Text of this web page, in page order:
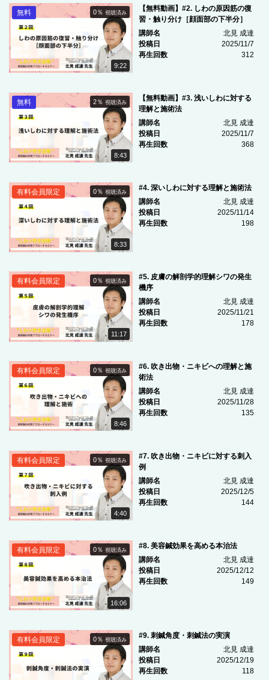
9:22
0％視聴済み
無料
【無料動画】#2. しわの原因筋の復
習・触り分け［顔面部の下半分］
講師名
北見 成達
投稿日
2025/11/7
再生回数
312
8:43
2％視聴済み
無料
【無料動画】#3. 浅いしわに対する
理解と施術法
講師名
北見 成達
投稿日
2025/11/7
再生回数
368
8:33
0％視聴済み
有料会員限定
#4. 深いしわに対する理解と施術法
講師名
北見 成達
投稿日
2025/11/14
再生回数
198
11:17
0％視聴済み
有料会員限定
#5. 皮膚の解剖学的理解シワの発生
機序
講師名
北見 成達
投稿日
2025/11/21
再生回数
178
8:46
0％視聴済み
有料会員限定
#6. 吹き出物・ニキビへの理解と施
術法
講師名
北見 成達
投稿日
2025/11/28
再生回数
135
4:40
0％視聴済み
有料会員限定
#7. 吹き出物・ニキビに対する刺入
例
講師名
北見 成達
投稿日
2025/12/5
再生回数
144
16:06
0％視聴済み
有料会員限定
#8. 美容鍼効果を高める本治法
講師名
北見 成達
投稿日
2025/12/12
再生回数
149
0％視聴済み
有料会員限定
#9. 刺鍼角度・刺鍼法の実演
講師名
北見 成達
投稿日
2025/12/19
再生回数
118